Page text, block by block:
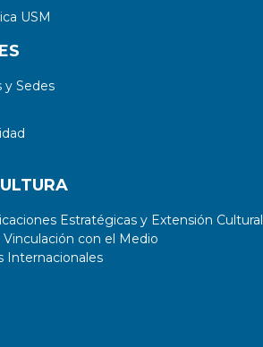
USM
Sedes
Estratégicas y Extensión Cultural
con el Medio
Internacionales